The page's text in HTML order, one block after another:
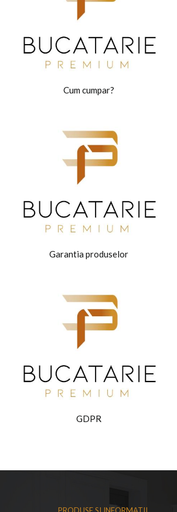
Cum cumpar?
Garantia produselor
GDPR
PRODUSE SI INFORMATII